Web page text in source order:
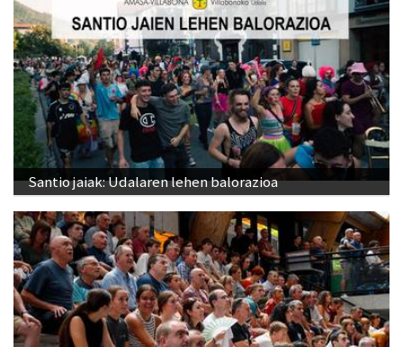
Santio jaiak: Udalaren lehen balorazioa